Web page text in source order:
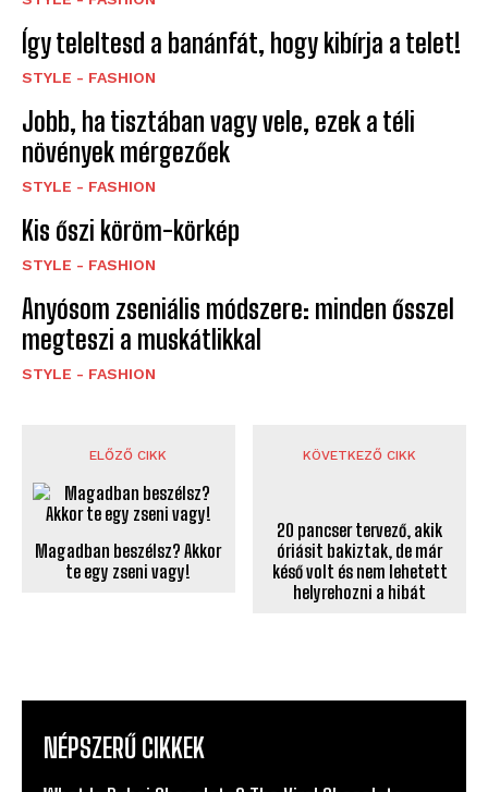
Így teleltesd a banánfát, hogy kibírja a telet!
STYLE - FASHION
Jobb, ha tisztában vagy vele, ezek a téli
növények mérgezőek
STYLE - FASHION
Kis őszi köröm-körkép
STYLE - FASHION
Anyósom zseniális módszere: minden ősszel
megteszi a muskátlikkal
STYLE - FASHION
ELŐZŐ CIKK
Magadban beszélsz? Akkor
te egy zseni vagy!
KÖVETKEZŐ CIKK
20 pancser tervező, akik